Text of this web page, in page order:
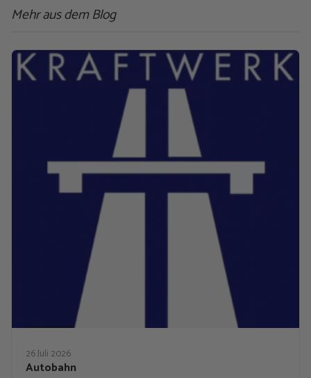
Mehr aus dem Blog
26 Juli 2026
Autobahn